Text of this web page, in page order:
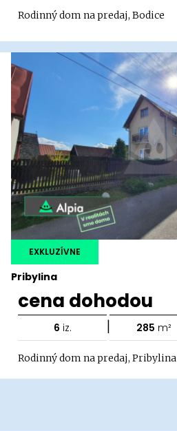
Rodinný dom na predaj, Bodice
Pribylina
EXKLUZÍVNE
cena dohodou
6 iz. | 285 m²
Rodinný dom na predaj, Pribylina